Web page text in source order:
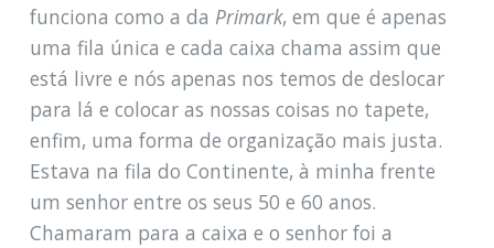
funciona como a da Primark, em que é apenas
uma fila única e cada caixa chama assim que
está livre e nós apenas nos temos de deslocar
para lá e colocar as nossas coisas no tapete,
enfim, uma forma de organização mais justa.
Estava na fila do Continente, à minha frente
um senhor entre os seus 50 e 60 anos.
Chamaram para a caixa e o senhor foi a